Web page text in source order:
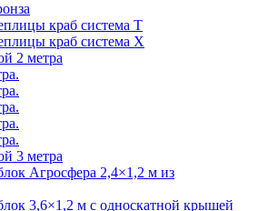
краб система Т
краб система Х
2 метра
3 метра
Агросфера 2,4×1,2 м из
3,6×1,2 м с односкатной крышей